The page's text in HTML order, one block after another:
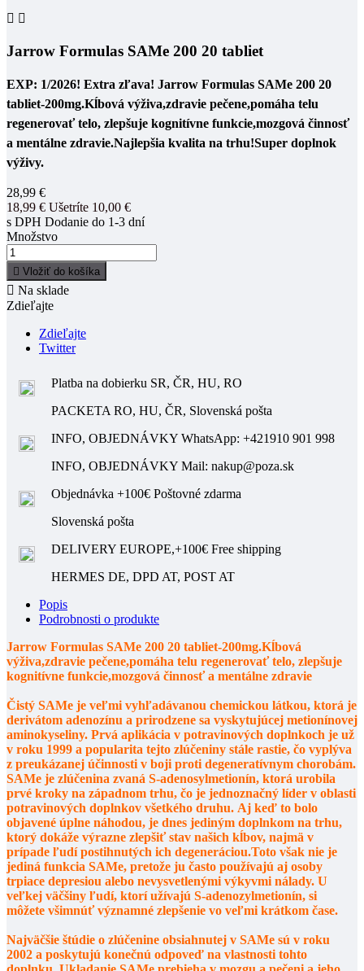
 
Jarrow Formulas SAMe 200 20 tabliet
EXP: 1/2026! Extra zľava! Jarrow Formulas SAMe 200 20
tabliet-200mg.Kĺbová výživa,zdravie pečene,pomáha telu
regenerovať telo, zlepšuje kognitívne funkcie,mozgová činnosť
a mentálne zdravie.Najlepšia kvalita na trhu!Super doplnok
výživy.
28,99 €
18,99 € Ušetríte 10,00 €
s DPH Dodanie do 1-3 dní
Množstvo
 Vložiť do košíka
 Na sklade
Zdieľajte
Zdieľajte
Twitter
Platba na dobierku SR, ČR, HU, RO
PACKETA RO, HU, ČR, Slovenská pošta
INFO, OBJEDNÁVKY WhatsApp: +421910 901 998
INFO, OBJEDNÁVKY Mail: nakup@poza.sk
Objednávka +100€ Poštovné zdarma
Slovenská pošta
DELIVERY EUROPE,+100€ Free shipping
HERMES DE, DPD AT, POST AT
Popis
Podrobnosti o produkte
Jarrow Formulas SAMe 200 20 tabliet-200mg.Kĺbová
výživa,zdravie pečene,pomáha telu regenerovať telo, zlepšuje
kognitívne funkcie,mozgová činnosť a mentálne zdravie
Čistý SAMe je veľmi vyhľadávanou chemickou látkou, ktorá je
derivátom adenozínu a prirodzene sa vyskytujúcej metionínovej
aminokyseliny. Prvá aplikácia v potravinových doplnkoch je už
v roku 1999 a popularita tejto zlúčeniny stále rastie, čo vyplýva
z preukázanej účinnosti v boji proti degeneratívnym chorobám.
SAMe je zlúčenina zvaná S-adenosylmetionín, ktorá urobila
prvé kroky na západnom trhu, čo je jednoznačný líder v oblasti
potravinových doplnkov všetkého druhu. Aj keď to bolo
objavené úplne náhodou, je dnes jediným doplnkom na trhu,
ktorý dokáže výrazne zlepšiť stav našich kĺbov, najmä v
prípade ľudí postihnutých ich degeneráciou.Toto však nie je
jediná funkcia SAMe, pretože ju často používajú aj osoby
trpiace depresiou alebo nevysvetlenými výkyvmi nálady. U
veľkej väčšiny ľudí, ktorí užívajú S-adenozylmetionín, si
môžete všimnúť významné zlepšenie vo veľmi krátkom čase.
Najväčšie štúdie o zlúčenine obsiahnutej v SAMe sú v roku
2002 a poskytujú konečnú odpoveď na vlastnosti tohto